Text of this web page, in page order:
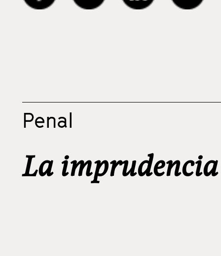
Penal
La imprudencia